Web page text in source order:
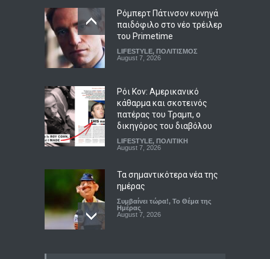
Ρόμπερτ Πάτινσον κυνηγά
παιδόφιλο στο νέο τρέιλερ
του Primetime
LIFESTYLE, ΠΟΛΙΤΙΣΜΟΣ
August 7, 2026
Ρόι Κον: Αμερικανικό
κάθαρμα και σκοτεινός
πατέρας του Τραμπ, ο
δικηγόρος του διαβόλου
LIFESTYLE, ΠΟΛΙΤΙΚΗ
August 7, 2026
Τα σημαντικότερα νέα της
ημέρας
Συμβαίνει τώρα!, Το Θέμα της
Ημέρας
August 7, 2026